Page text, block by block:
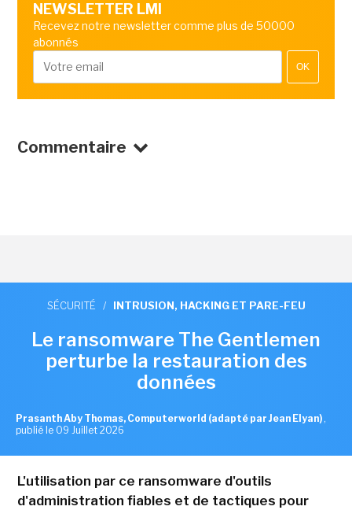
NEWSLETTER LMI
Recevez notre newsletter comme plus de 50000
abonnés
OK
Commentaire
SÉCURITÉ / INTRUSION, HACKING ET PARE-FEU
Le ransomware The Gentlemen
perturbe la restauration des
données
Prasanth Aby Thomas, Computerworld (adapté par Jean Elyan) ,
publié le 09 Juillet 2026
L'utilisation par ce ransomware d'outils
d'administration fiables et de tactiques pour